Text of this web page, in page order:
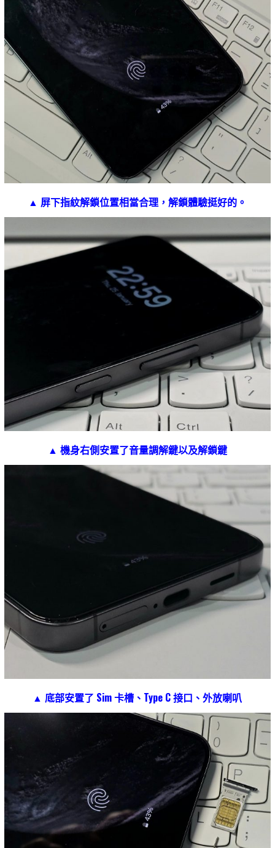
▲ 屏下指紋解鎖位置相當合理，解鎖體驗挺好的。
▲ 機身右側安置了音量調解鍵以及解鎖鍵
▲ 底部安置了 Sim 卡槽、Type C 接口、外放喇叭